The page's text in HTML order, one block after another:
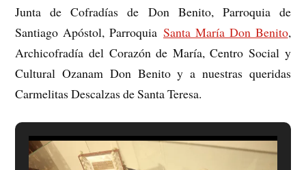
Junta de Cofradías de Don Benito, Parroquia de
Santiago Apóstol, Parroquia Santa María Don Benito,
Archicofradía del Corazón de María, Centro Social y
Cultural Ozanam Don Benito y a nuestras queridas
Carmelitas Descalzas de Santa Teresa.